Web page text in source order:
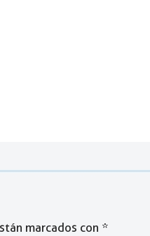
marcados con *